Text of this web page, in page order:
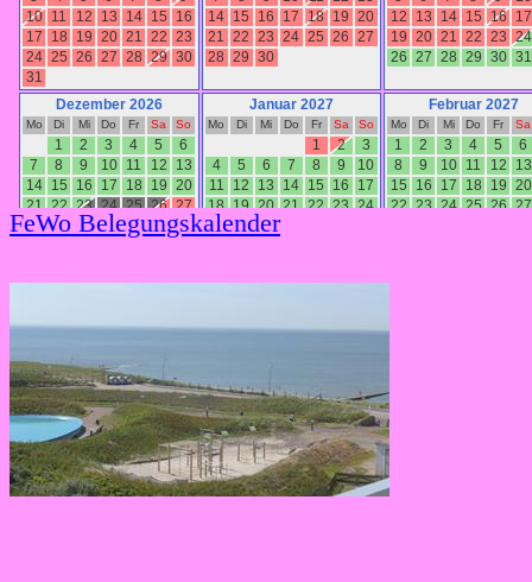
FeWo Belegungskalender